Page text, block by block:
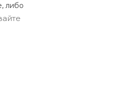
либо